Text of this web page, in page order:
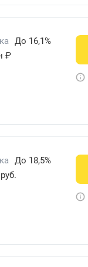
До 16,1%
₽
До 18,5%